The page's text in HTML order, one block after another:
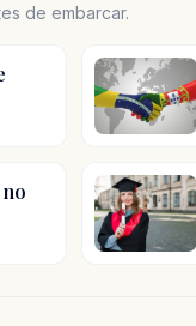
de embarcar.